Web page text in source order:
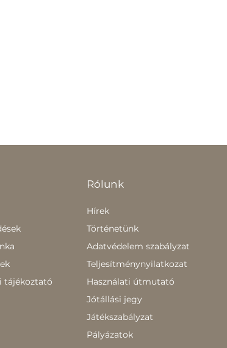
tájékoztató
Rólunk
Hírek
Történetünk
Adatvédelem szabályzat
Teljesítménynyilatkozat
Használati útmutató
Jótállási jegy
Játékszabályzat
Pályázatok